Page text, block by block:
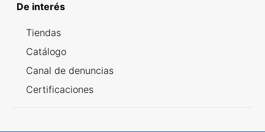
De interés
Tiendas
Catálogo
Canal de denuncias
Certificaciones